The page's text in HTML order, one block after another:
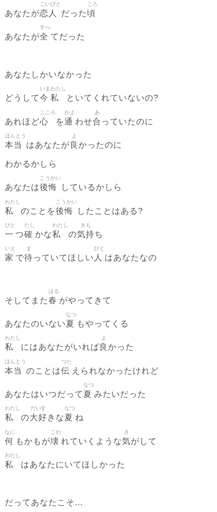
あなたが恋人
こいびと
だった頃
ころ
あなたが全
すべ
てだった
あなたしかいなかった
どうして今
いま
私
わたし
といてくれていないの?
あれほど心
こころ
を通
かよ
わせ合
あ
っていたのに
本当
ほんとう
はあなたが良
よ
かったのに
わかるかしら
あなたは後悔
こうかい
しているかしら
私
わたし
のことを後悔
こうかい
したことはある?
一
ひと
つ確
たし
かな私
わたし
の気持
きも
ち
家
いえ
で待
ま
っていてほしい 人
ひと
はあなたなの
そしてまた春
はる
がやってきて
あなたのいない夏
なつ
もやってくる
私
わたし
にはあなたがいれば 良
よ
かった
本当
ほんとう
のことは伝
つた
えられなかったけれど
あなたはいつだって 夏
なつ
みたいだった
私
わたし
の大好
だいす
きな夏
なつ
ね
何
なに
もかもが壊
こわ
れていくような気
き
がして
私
わたし
はあなたにいてほしかった
だってあなたこそ…